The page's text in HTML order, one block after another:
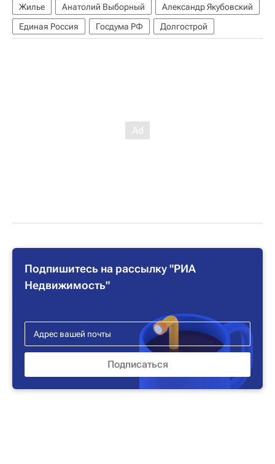
Жилье Анатолий Выборный
Александр Якубовский
Единая Россия
Госдума РФ Долгострой
Подпишитесь на рассылку "РИА
Недвижимость"